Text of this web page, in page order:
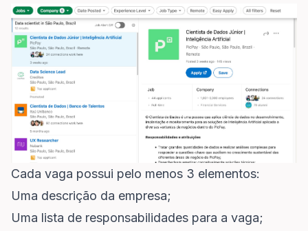
Cada vaga possui pelo menos 3 elementos:
Uma descrição da empresa;
Uma lista de responsabilidades para a vaga;